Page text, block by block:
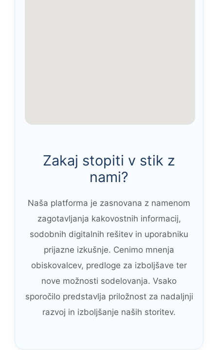
Zakaj stopiti v stik z
nami?
Naša platforma je zasnovana z namenom
zagotavljanja kakovostnih informacij,
sodobnih digitalnih rešitev in uporabniku
prijazne izkušnje. Cenimo mnenja
obiskovalcev, predloge za izboljšave ter
nove možnosti sodelovanja. Vsako
sporočilo predstavlja priložnost za nadaljnji
razvoj in izboljšanje naših storitev.